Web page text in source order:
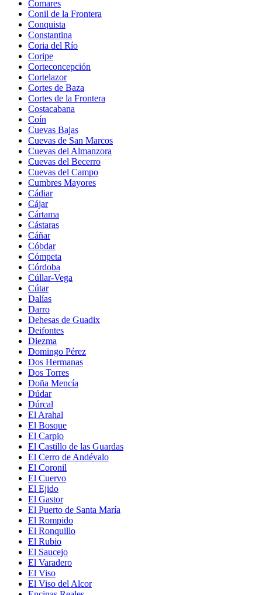
Comares
Conil de la Frontera
Conquista
Constantina
Coria del Río
Coripe
Corteconcepción
Cortelazor
Cortes de Baza
Cortes de la Frontera
Costacabana
Coín
Cuevas Bajas
Cuevas de San Marcos
Cuevas del Almanzora
Cuevas del Becerro
Cuevas del Campo
Cumbres Mayores
Cádiar
Cájar
Cártama
Cástaras
Cáñar
Cóbdar
Cómpeta
Córdoba
Cúllar-Vega
Cútar
Dalías
Darro
Dehesas de Guadix
Deifontes
Diezma
Domingo Pérez
Dos Hermanas
Dos Torres
Doña Mencía
Dúdar
Dúrcal
El Arahal
El Bosque
El Carpio
El Castillo de las Guardas
El Cerro de Andévalo
El Coronil
El Cuervo
El Ejido
El Gastor
El Puerto de Santa María
El Rompido
El Ronquillo
El Rubio
El Saucejo
El Varadero
El Viso
El Viso del Alcor